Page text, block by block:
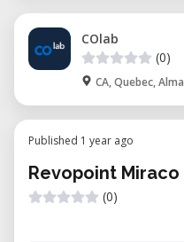
COlab
(0)
CA, Quebec, Alma
Published 1 year ago
Revopoint Miraco
(0)